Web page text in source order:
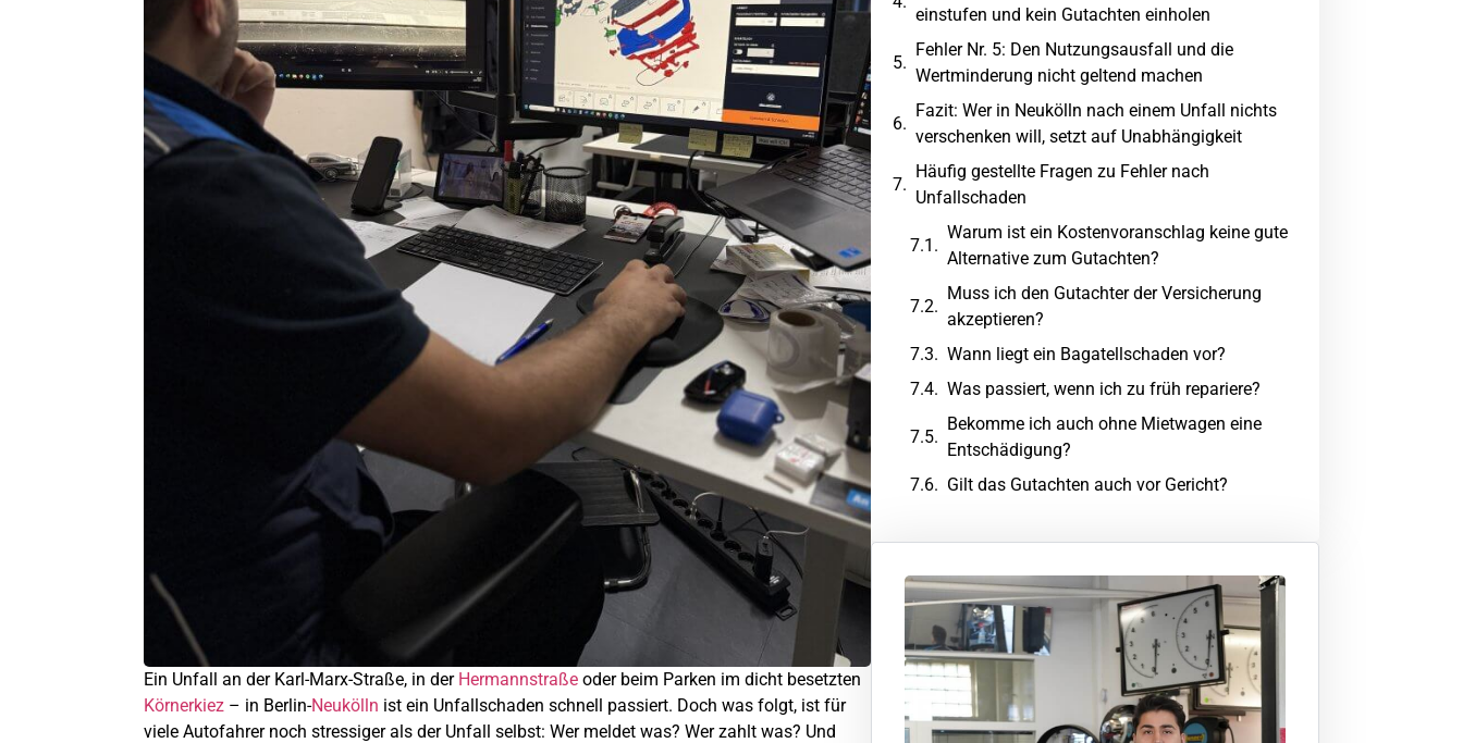
Ein Unfall an der Karl-Marx-Straße, in der Hermannstraße oder beim Parken im dicht besetzten
Körnerkiez – in Berlin-Neukölln ist ein Unfallschaden schnell passiert. Doch was folgt, ist für
viele Autofahrer noch stressiger als der Unfall selbst: Wer meldet was? Wer zahlt was? Und
einstufen und kein Gutachten einholen
Fehler Nr. 5: Den Nutzungsausfall und die
Wertminderung nicht geltend machen
Fazit: Wer in Neukölln nach einem Unfall nichts
verschenken will, setzt auf Unabhängigkeit
Häufig gestellte Fragen zu Fehler nach
Unfallschaden
Warum ist ein Kostenvoranschlag keine gute
Alternative zum Gutachten?
Muss ich den Gutachter der Versicherung
akzeptieren?
Wann liegt ein Bagatellschaden vor?
Was passiert, wenn ich zu früh repariere?
Bekomme ich auch ohne Mietwagen eine
Entschädigung?
Gilt das Gutachten auch vor Gericht?